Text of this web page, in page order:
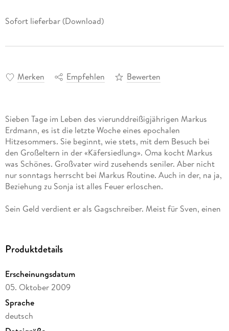
Sofort lieferbar (Download)
Merken Empfehlen Bewerten
Sieben Tage im Leben des vierunddreißigjährigen Markus
Erdmann, es ist die letzte Woche eines epochalen
Hitzesommers. Sie beginnt, wie stets, mit dem Besuch bei
den Großeltern in der «Käfersiedlung». Oma kocht Markus
was Schönes. Großvater wird zusehends seniler. Aber nicht
nur sonntags herrscht bei Markus Routine. Auch in der, na ja,
Beziehung zu Sonja ist alles Feuer erloschen.
Sein Geld verdient er als Gagschreiber. Meist für Sven, einen
ihm nicht viel. Markus auch nicht, aber der hat ja auch keinen
Schule gegangen und spielt in einer ganz anderen Liga.
Trotzdem scheint sie sich für ihn zu interessieren. Kann sie
Markus aus diesem ganzen Elend erlösen? Oder kommt
Rettung eher von Onkel Friedrich, dem legendären
Kaffeekoster aus dem Hamburger Freihafen, den sie "die
Produktdetails
Erscheinungsdatum
05. Oktober 2009
Sprache
deutsch